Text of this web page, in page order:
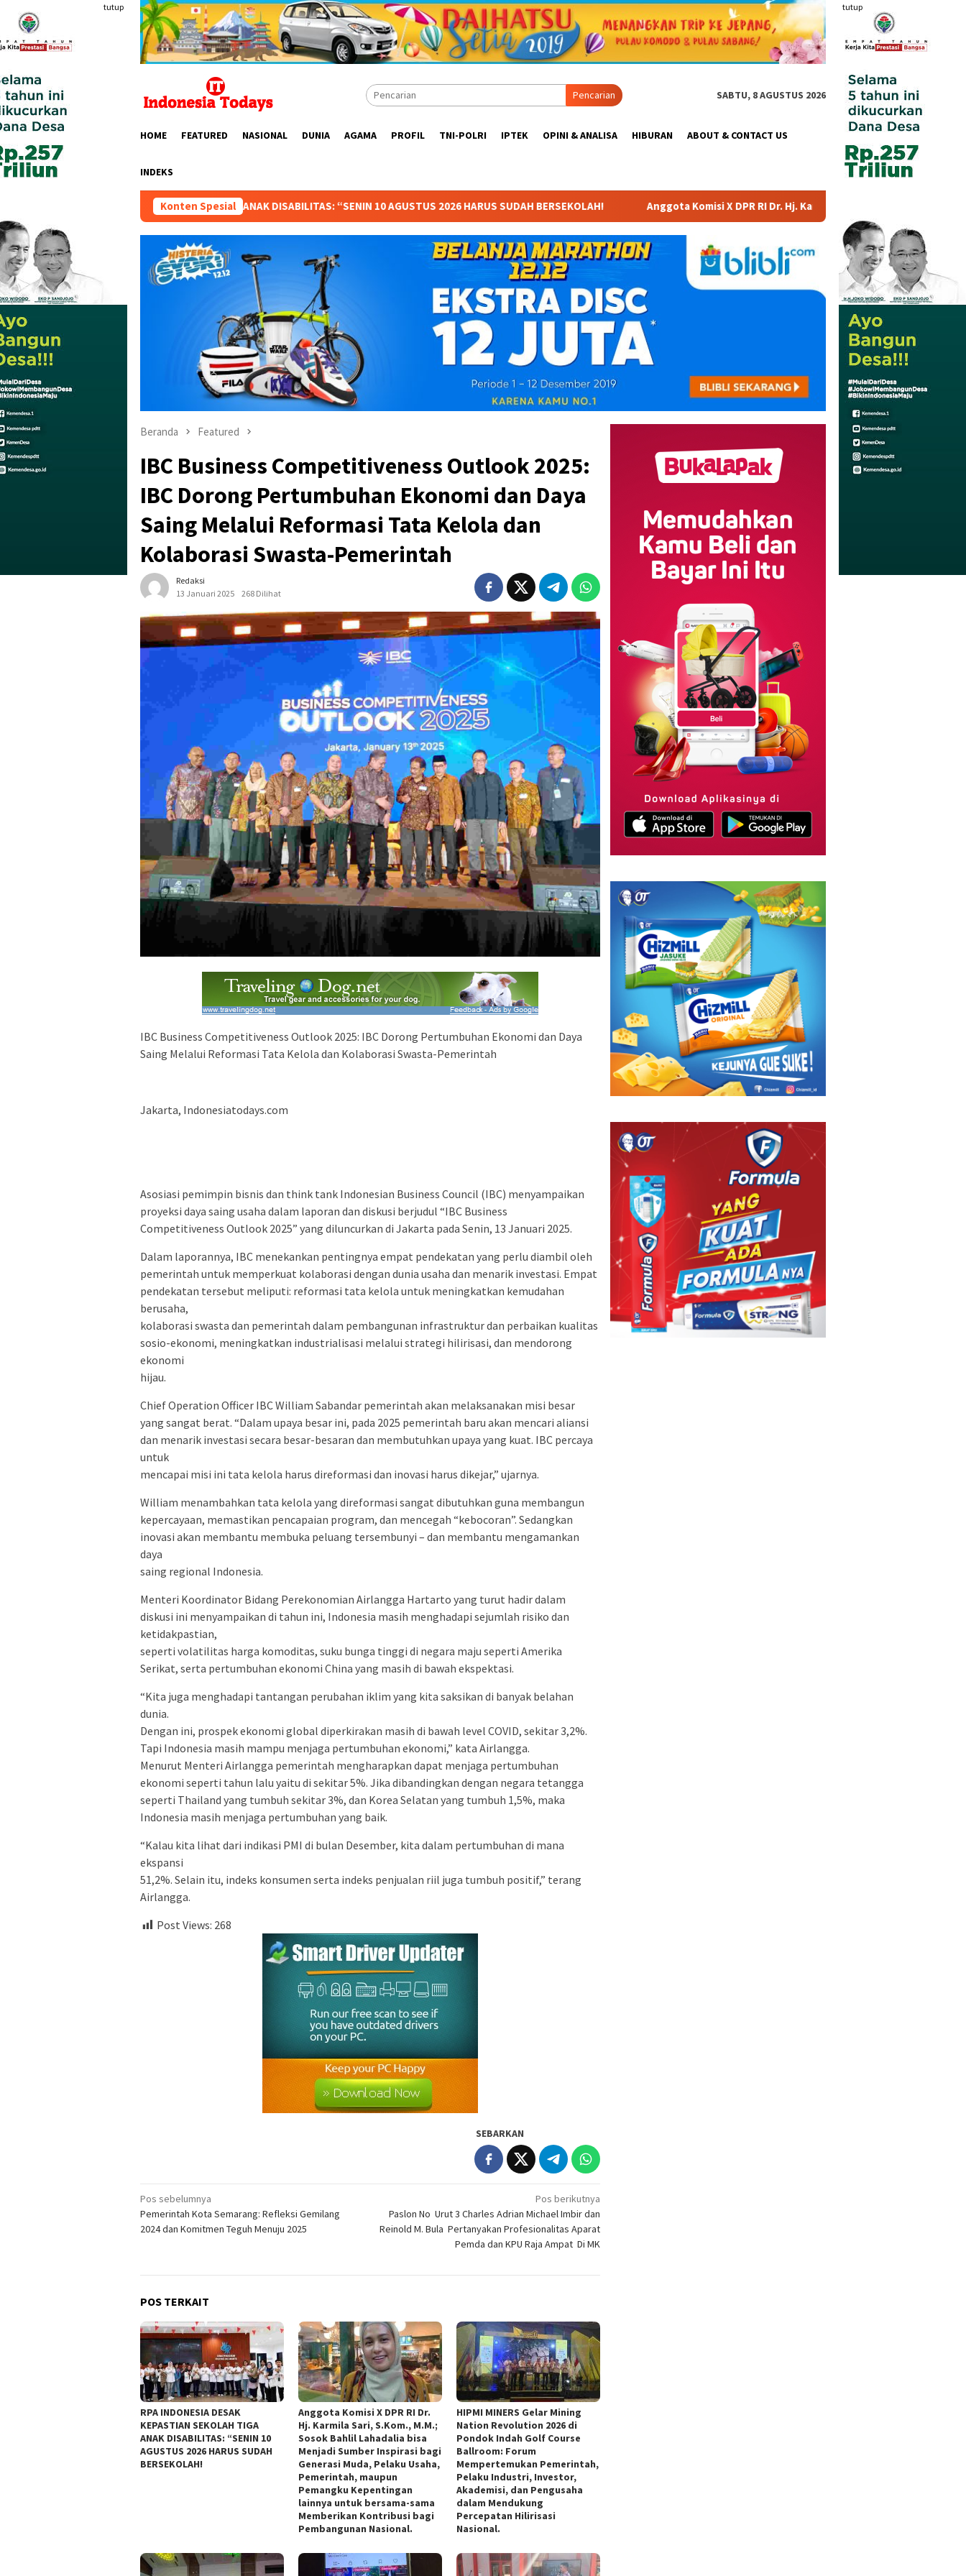
konten
tutup tutup
Pencarian SABTU, 8 AGUSTUS 2026
HOME FEATURED NASIONAL DUNIA AGAMA PROFIL TNI-POLRI IPTEK OPINI & ANALISA HIBURAN ABOUT & CONTACT US
INDEKS
Konten Spesial
SEKOLAH TIGA ANAK DISABILITAS: “SENIN 10 AGUSTUS 2026 HARUS SUDAH BERSEKOLAH! Anggota Komisi X DPR RI Dr. Hj. Karmila Sari, S.Kom., M.M.; Sosok Bahlil Lahadalia bisa
Beranda Featured
IBC Business Competitiveness Outlook 2025:
IBC Dorong Pertumbuhan Ekonomi dan Daya
Saing Melalui Reformasi Tata Kelola dan
Kolaborasi Swasta-Pemerintah
Redaksi
13 Januari 2025
268 Dilihat
IBC Business Competitiveness Outlook 2025: IBC Dorong Pertumbuhan Ekonomi dan Daya
Saing Melalui Reformasi Tata Kelola dan Kolaborasi Swasta-Pemerintah
Jakarta, Indonesiatodays.com
Asosiasi pemimpin bisnis dan think tank Indonesian Business Council (IBC) menyampaikan
proyeksi daya saing usaha dalam laporan dan diskusi berjudul “IBC Business
Competitiveness Outlook 2025” yang diluncurkan di Jakarta pada Senin, 13 Januari 2025.
Dalam laporannya, IBC menekankan pentingnya empat pendekatan yang perlu diambil oleh
pemerintah untuk memperkuat kolaborasi dengan dunia usaha dan menarik investasi. Empat
pendekatan tersebut meliputi: reformasi tata kelola untuk meningkatkan kemudahan
berusaha,
kolaborasi swasta dan pemerintah dalam pembangunan infrastruktur dan perbaikan kualitas
sosio-ekonomi, meningkatkan industrialisasi melalui strategi hilirisasi, dan mendorong
ekonomi
hijau.
Chief Operation Officer IBC William Sabandar pemerintah akan melaksanakan misi besar
yang sangat berat. “Dalam upaya besar ini, pada 2025 pemerintah baru akan mencari aliansi
dan menarik investasi secara besar-besaran dan membutuhkan upaya yang kuat. IBC percaya
untuk
mencapai misi ini tata kelola harus direformasi dan inovasi harus dikejar,” ujarnya.
William menambahkan tata kelola yang direformasi sangat dibutuhkan guna membangun
kepercayaan, memastikan pencapaian program, dan mencegah “kebocoran”. Sedangkan
inovasi akan membantu membuka peluang tersembunyi – dan membantu mengamankan
daya
saing regional Indonesia.
Menteri Koordinator Bidang Perekonomian Airlangga Hartarto yang turut hadir dalam
diskusi ini menyampaikan di tahun ini, Indonesia masih menghadapi sejumlah risiko dan
ketidakpastian,
seperti volatilitas harga komoditas, suku bunga tinggi di negara maju seperti Amerika
Serikat, serta pertumbuhan ekonomi China yang masih di bawah ekspektasi.
“Kita juga menghadapi tantangan perubahan iklim yang kita saksikan di banyak belahan
dunia.
Dengan ini, prospek ekonomi global diperkirakan masih di bawah level COVID, sekitar 3,2%.
Tapi Indonesia masih mampu menjaga pertumbuhan ekonomi,” kata Airlangga.
Menurut Menteri Airlangga pemerintah mengharapkan dapat menjaga pertumbuhan
ekonomi seperti tahun lalu yaitu di sekitar 5%. Jika dibandingkan dengan negara tetangga
seperti Thailand yang tumbuh sekitar 3%, dan Korea Selatan yang tumbuh 1,5%, maka
Indonesia masih menjaga pertumbuhan yang baik.
“Kalau kita lihat dari indikasi PMI di bulan Desember, kita dalam pertumbuhan di mana
ekspansi
51,2%. Selain itu, indeks konsumen serta indeks penjualan riil juga tumbuh positif,” terang
Airlangga.
Post Views: 268
SEBARKAN
Navigasi
pos
Pos sebelumnya
Pemerintah Kota Semarang: Refleksi Gemilang
2024 dan Komitmen Teguh Menuju 2025
Pos berikutnya
Paslon No Urut 3 Charles Adrian Michael Imbir dan
Reinold M. Bula Pertanyakan Profesionalitas Aparat
Pemda dan KPU Raja Ampat Di MK
POS TERKAIT
RPA INDONESIA DESAK
KEPASTIAN SEKOLAH TIGA
ANAK DISABILITAS: “SENIN 10
AGUSTUS 2026 HARUS SUDAH
BERSEKOLAH!
Anggota Komisi X DPR RI Dr.
Hj. Karmila Sari, S.Kom., M.M.;
Sosok Bahlil Lahadalia bisa
Menjadi Sumber Inspirasi bagi
Generasi Muda, Pelaku Usaha,
Pemerintah, maupun
Pemangku Kepentingan
lainnya untuk bersama-sama
Memberikan Kontribusi bagi
Pembangunan Nasional.
HIPMI MINERS Gelar Mining
Nation Revolution 2026 di
Pondok Indah Golf Course
Ballroom: Forum
Mempertemukan Pemerintah,
Pelaku Industri, Investor,
Akademisi, dan Pengusaha
dalam Mendukung
Percepatan Hilirisasi
Nasional.